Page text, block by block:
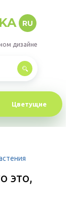
RU
дизайне
Цветущие
это,